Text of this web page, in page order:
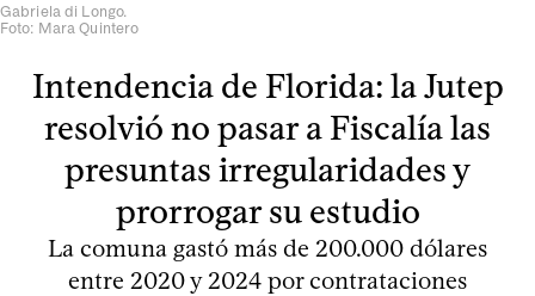
Gabriela di Longo.
Foto: Mara Quintero
Intendencia de Florida: la Jutep
resolvió no pasar a Fiscalía las
presuntas irregularidades y
prorrogar su estudio
La comuna gastó más de 200.000 dólares
entre 2020 y 2024 por contrataciones